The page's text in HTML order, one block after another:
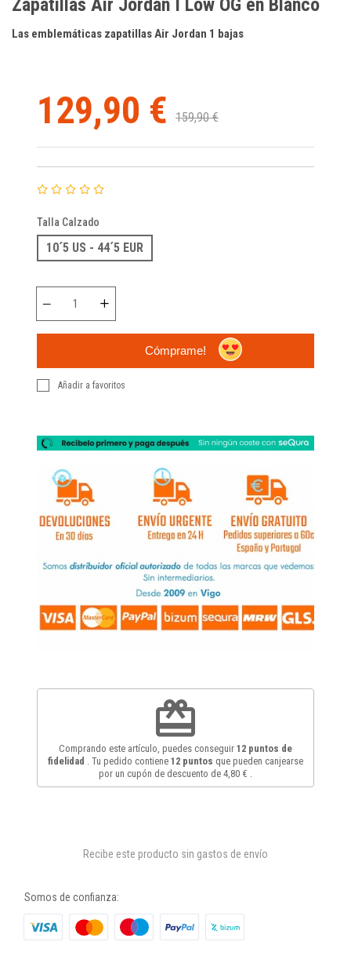
Zapatillas Air Jordan I Low OG en Blanco
Las emblemáticas zapatillas Air Jordan 1 bajas
129,90 € 159,90 €
Talla Calzado
10´5 US - 44´5 EUR
Cómprame!
Añadir a favoritos
redeem
Comprando este artículo, puedes conseguir 12 puntos de
fidelidad
. Tu pedido contiene 12 puntos que pueden canjearse
por un cupón de descuento de 4,80 €
Recibe este producto sin gastos de envío
Somos de confianza: